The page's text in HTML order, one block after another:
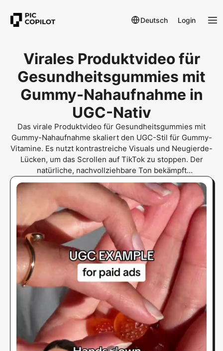
Deutsch Login
Virales Produktvideo für
Gesundheitsgummies mit
Gummy-Nahaufnahme in
UGC-Nativ
Das virale Produktvideo für Gesundheitsgummies mit
Gummy-Nahaufnahme skaliert den UGC-Stil für Gummy-
Vitamine. Es nutzt kontrastreiche Visuals und Neugierde-
Lücken, um das Scrollen auf TikTok zu stoppen. Der
natürliche, nachvollziehbare Ton bekämpft
Werbeermüdung, während die Produkttextur betont wird.
Dieses Format dominiert High-CTR-Werbetests für US-
Gen-Z und Millennials mit 80 % Retention in den ersten 3
Sekunden.